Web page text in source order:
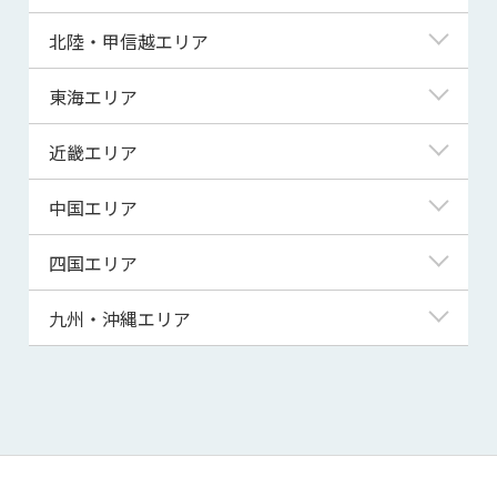
青森県
宮城県
秋田県
山形県
東京都
神奈川県
埼玉県
千葉県
茨城県
群馬県
北陸・甲信越エリア
新潟県
富山県
福井県
山梨県
長野県
東海エリア
岐阜県
静岡県
三重県
近畿エリア
滋賀県
京都府
大阪府
兵庫県
和歌山県
中国エリア
鳥取県
島根県
山口県
四国エリア
徳島県
高知県
九州・沖縄エリア